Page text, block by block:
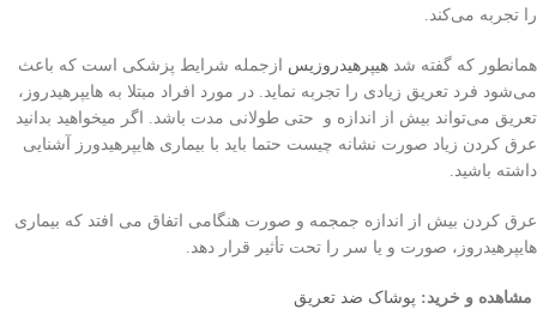
را تجربه می‌کند.
همانطور که گفته شد هیپرهیدروزیس ازجمله شرایط پزشکی است که باعث
می‌شود فرد تعریق زیادی را تجربه نماید. در مورد افراد مبتلا به هایپرهیدروز،
تعریق می‌تواند بیش از اندازه و حتی طولانی مدت باشد. اگر میخواهید بدانید
عرق كردن زياد صورت نشانه چيست حتما باید با بیماری هایپرهیدورز آشنایی
داشته باشید.
عرق کردن بیش از اندازه جمجمه و صورت هنگامی اتفاق می افتد که بیماری
هایپرهیدروز، صورت و یا سر را تحت تأثیر قرار دهد.
مشاهده و خرید: پوشاک ضد تعریق